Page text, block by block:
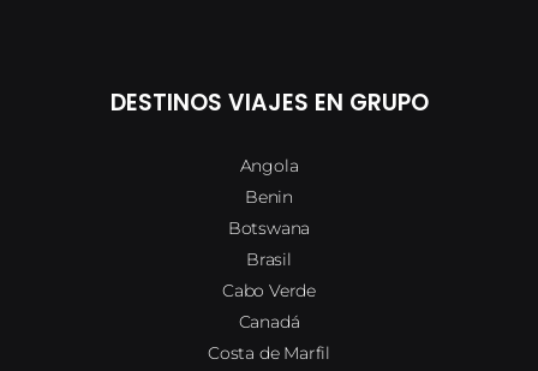
DESTINOS VIAJES EN GRUPO
Angola
Benin
Botswana
Brasil
Cabo Verde
Canadá
Costa de Marfil